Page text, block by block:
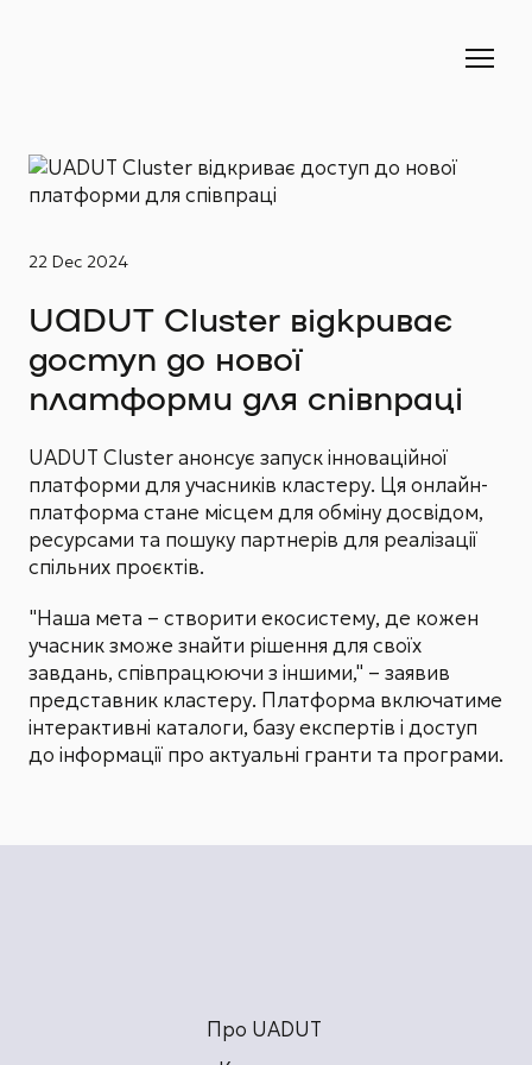
22 Dec 2024
UADUT Cluster відкриває
доступ до нової
платформи для співпраці
UADUT Cluster анонсує запуск інноваційної
платформи для учасників кластеру. Ця онлайн-
платформа стане місцем для обміну досвідом,
ресурсами та пошуку партнерів для реалізації
спільних проєктів.
"Наша мета – створити екосистему, де кожен
учасник зможе знайти рішення для своїх
завдань, співпрацюючи з іншими," – заявив
представник кластеру. Платформа включатиме
інтерактивні каталоги, базу експертів і доступ
до інформації про актуальні гранти та програми.
Про UADUT